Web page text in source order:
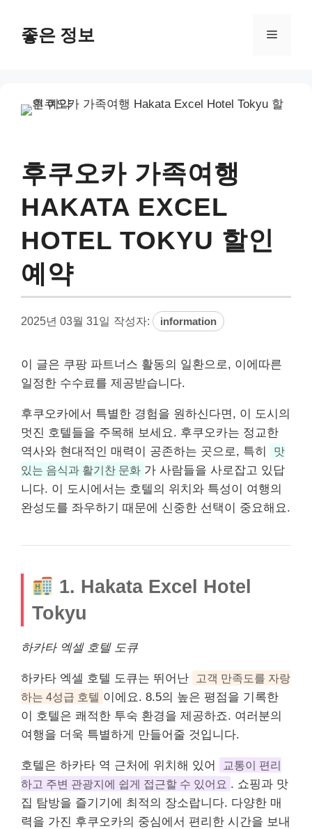
좋은 정보 메
후쿠오카 가족여행
HAKATA EXCEL
HOTEL TOKYU 할인
예약
2025년 03월 31일 작성자: information
이 글은 쿠팡 파트너스 활동의 일환으로, 이에따른
일정한 수수료를 제공받습니다.
후쿠오카에서 특별한 경험을 원하신다면, 이 도시의
멋진 호텔들을 주목해 보세요. 후쿠오카는 정교한
역사와 현대적인 매력이 공존하는 곳으로, 특히
맛
있는 음식과 활기찬 문화 가 사람들을 사로잡고 있답
니다. 이 도시에서는 호텔의 위치와 특성이 여행의
완성도를 좌우하기 때문에 신중한 선택이 중요해요.
1. Hakata Excel Hotel
Tokyu
하카타 엑셀 호텔 도큐
하카타 엑셀 호텔 도큐는 뛰어난
고객 만족도를 자랑
하는 4성급 호텔 이에요. 8.5의 높은 평점을 기록한
이 호텔은 쾌적한 투숙 환경을 제공하죠. 여러분의
여행을 더욱 특별하게 만들어줄 것입니다.
호텔은 하카타 역 근처에 위치해 있어
교통이 편리
하고 주변 관광지에 쉽게 접근할 수 있어요 . 쇼핑과 맛
집 탐방을 즐기기에 최적의 장소랍니다. 다양한 매
력을 가진 후쿠오카의 중심에서 편리한 시간을 보내